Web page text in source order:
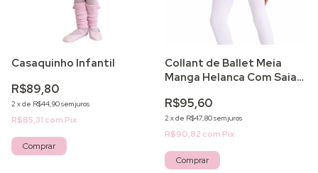
Casaquinho Infantil
R$89,80
2 xde R$44,90sem juros
R$85,31 com Pix
Comprar
Collant de Ballet Meia
Manga Helanca Com Saia
R$95,60
2 xde R$47,80sem juros
R$90,82 com Pix
Comprar